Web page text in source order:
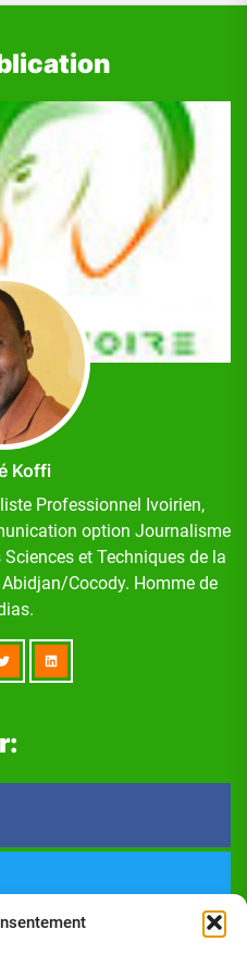
Koffi
Professionnel Ivoirien,
option Journalisme
et Techniques de la
Cocody. Homme de